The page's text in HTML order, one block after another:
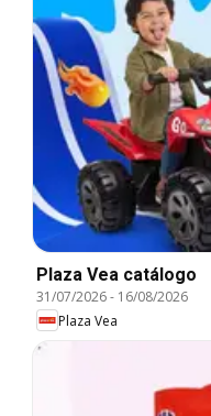
Plaza Vea catálogo
31/07/2026- 16/08/2026
Plaza Vea